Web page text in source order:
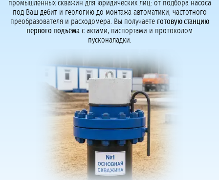
промышленных скважин для юридических лиц: от подбора насоса
под Ваш дебит и геологию до монтажа автоматики, частотного
преобразователя и расходомера. Вы получаете готовую станцию
первого подъёма с актами, паспортами и протоколом
пусконаладки.